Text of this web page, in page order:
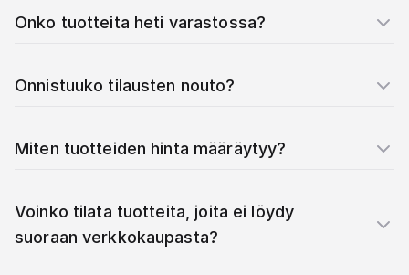
Onko tuotteita heti varastossa?
Onnistuuko tilausten nouto?
Miten tuotteiden hinta määräytyy?
Voinko tilata tuotteita, joita ei löydy
suoraan verkkokaupasta?